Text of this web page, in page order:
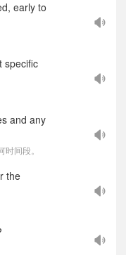
early to
specific
and any
间段。
the